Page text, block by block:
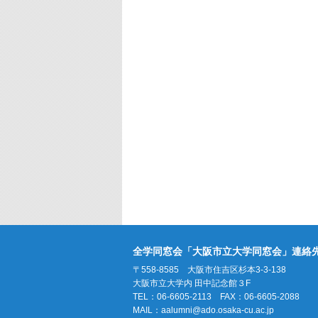
全学同窓会「大阪市立大学同窓会」連絡
〒558-8585 大阪市住吉区杉本3-3-138
大阪市立大学内 田中記念館３F
TEL：06-6605-2113 FAX：06-6605-2088
MAIL： aalumni@ado.osaka-cu.ac.jp